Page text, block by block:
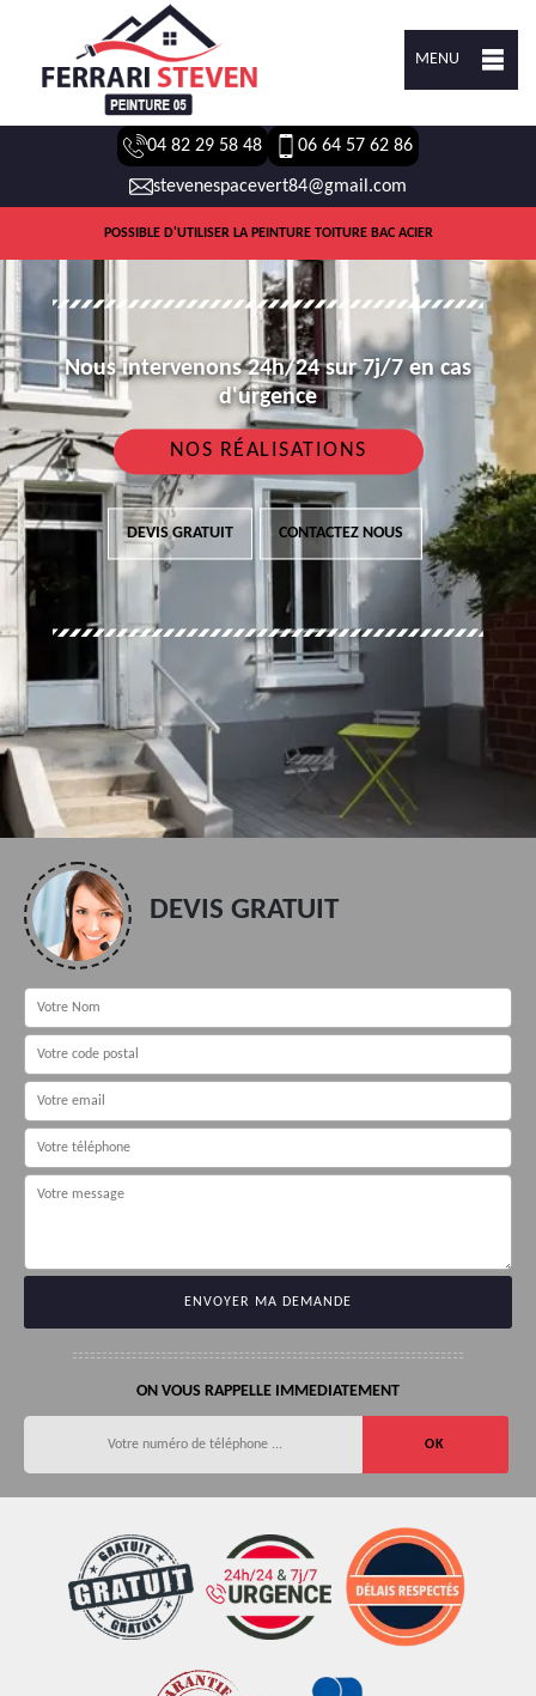
MENU
04 82 29 58 48 06 64 57 62 86
stevenespacevert84@gmail.com
POSSIBLE D'UTILISER LA PEINTURE TOITURE BAC ACIER
Nous intervenons 24h/24 sur 7j/7 en cas
d'urgence
NOS RÉALISATIONS
DEVIS GRATUIT CONTACTEZ NOUS
DEVIS GRATUIT
ON VOUS RAPPELLE IMMEDIATEMENT